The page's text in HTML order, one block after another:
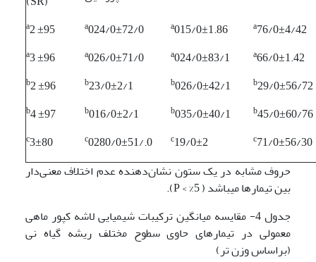
a2 ±95 a024/0±72/0 a015/0±1.86 a76/0±4/42
a3 ±96 a026/0±71/0 a024/0±83/1 a66/0±1.42
b2 ±96 b23/0±2/1 b026/0±42/1 b29/0±56/72
b4 ±97 b016/0±2/1 b035/0±40/1 b45/0±60/76
c3±80 c0280/0±51/.0 c19/0±2 c71/0±56/30
حروف مشابه در یک ستون نشان‌دهنده عدم اختلاف معنی‌دار
بین تیمارها میباشد ( 5% > P).
جدول 4- مقایسه میانگین ترکیبات شیمیایی لاشه کپور ماهی
معمولی در تیمار­های حاوی سطوح مختلف ریشه گیاه نی
(براساس وزن تر)